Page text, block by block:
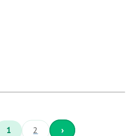
1 2 ›